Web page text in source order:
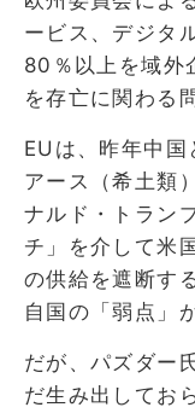
ービス、デジタ
80％以上を域外
を存亡に関わる
EUは、昨年中
アース（希土類
ナルド・トラン
チ」を介して米
の供給を遮断す
自国の「弱点」
だが、パズダー
だ生み出してお